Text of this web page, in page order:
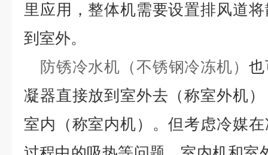
里应用，整体机需要设置排风道
到室外。
防锈冷水机（不锈钢冷冻机）
凝器直接放到室外去（称室外机
室内（称室内机）。但考虑冷媒